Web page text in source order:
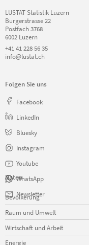
LUSTAT Statistik Luzern
Burgerstrasse 22
Postfach 3768
6002 Luzern
+41 41 228 56 35
info@lustat.ch
Folgen Sie uns
Facebook
LinkedIn
Bluesky
Instagram
Youtube
WhatsApp
Newsletter
Daten
Navigation
überspringen
Bevölkerung
Raum und Umwelt
Wirtschaft und Arbeit
Energie